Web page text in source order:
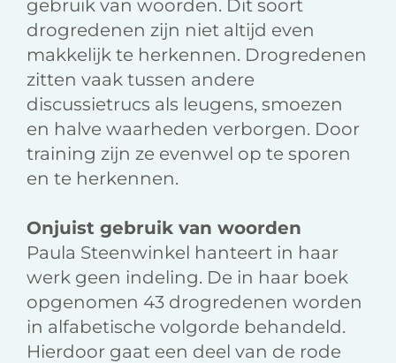
gebruik van woorden. Dit soort
drogredenen zijn niet altijd even
makkelijk te herkennen. Drogredenen
zitten vaak tussen andere
discussietrucs als leugens, smoezen
en halve waarheden verborgen. Door
training zijn ze evenwel op te sporen
en te herkennen.
Onjuist gebruik van woorden
Paula Steenwinkel hanteert in haar
werk geen indeling. De in haar boek
opgenomen 43 drogredenen worden
in alfabetische volgorde behandeld.
Hierdoor gaat een deel van de rode